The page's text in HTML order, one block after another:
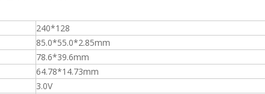
240*128
85.0*55.0*2.85mm
78.6*39.6mm
64.78*14.73mm
3.0V